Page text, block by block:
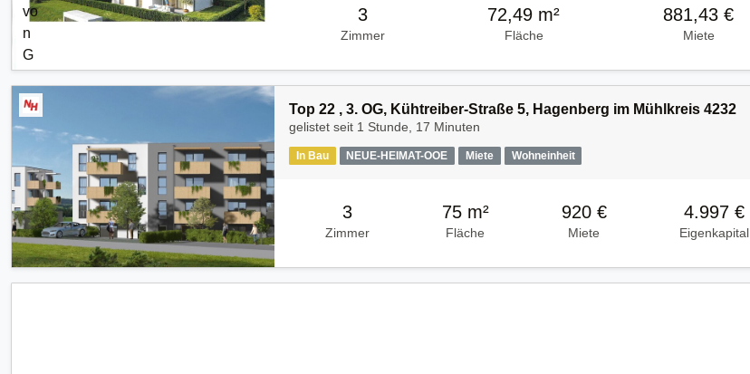
3
Zimmer
72,49 m²
Fläche
881,43 €
Miete
Top 22 , 3. OG, Kühtreiber-Straße 5, Hagenberg im Mühlkreis 4232
gelistet seit 1 Stunde, 17 Minuten
In Bau NEUE-HEIMAT-OOE Miete Wohneinheit
3
Zimmer
75 m²
Fläche
920 €
Miete
4.997 €
Eigenkapital